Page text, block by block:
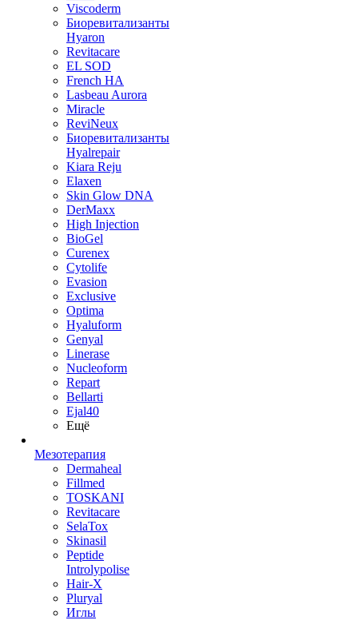
Viscoderm
Биоревитализанты
Hyaron
Revitacare
EL SOD
French HA
Lasbeau Aurora
Miracle
ReviNeux
Биоревитализанты
Hyalrepair
Kiara Reju
Elaxen
Skin Glow DNA
DerMaxx
High Injection
BioGel
Curenex
Cytolife
Evasion
Exclusive
Optima
Hyaluform
Genyal
Linerase
Nucleoform
Repart
Bellarti
Ejal40
Ещё
Мезотерапия
Dermaheal
Fillmed
TOSKANI
Revitacare
SelaTox
Skinasil
Peptide
Introlypolise
Hair-X
Pluryal
Иглы